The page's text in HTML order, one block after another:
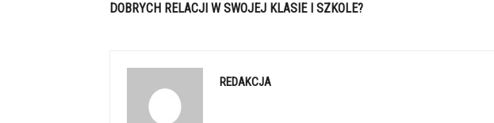
DOBRYCH RELACJI W SWOJEJ KLASIE I SZKOLE?
REDAKCJA